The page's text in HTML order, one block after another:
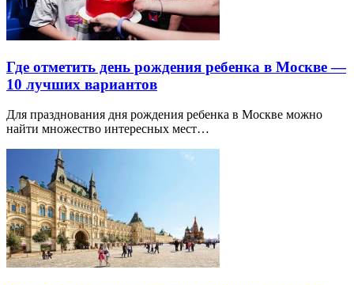
Где отметить день рождения ребенка в Москве —
10 лучших вариантов
Для празднования дня рождения ребенка в Москве можно
найти множество интересных мест…